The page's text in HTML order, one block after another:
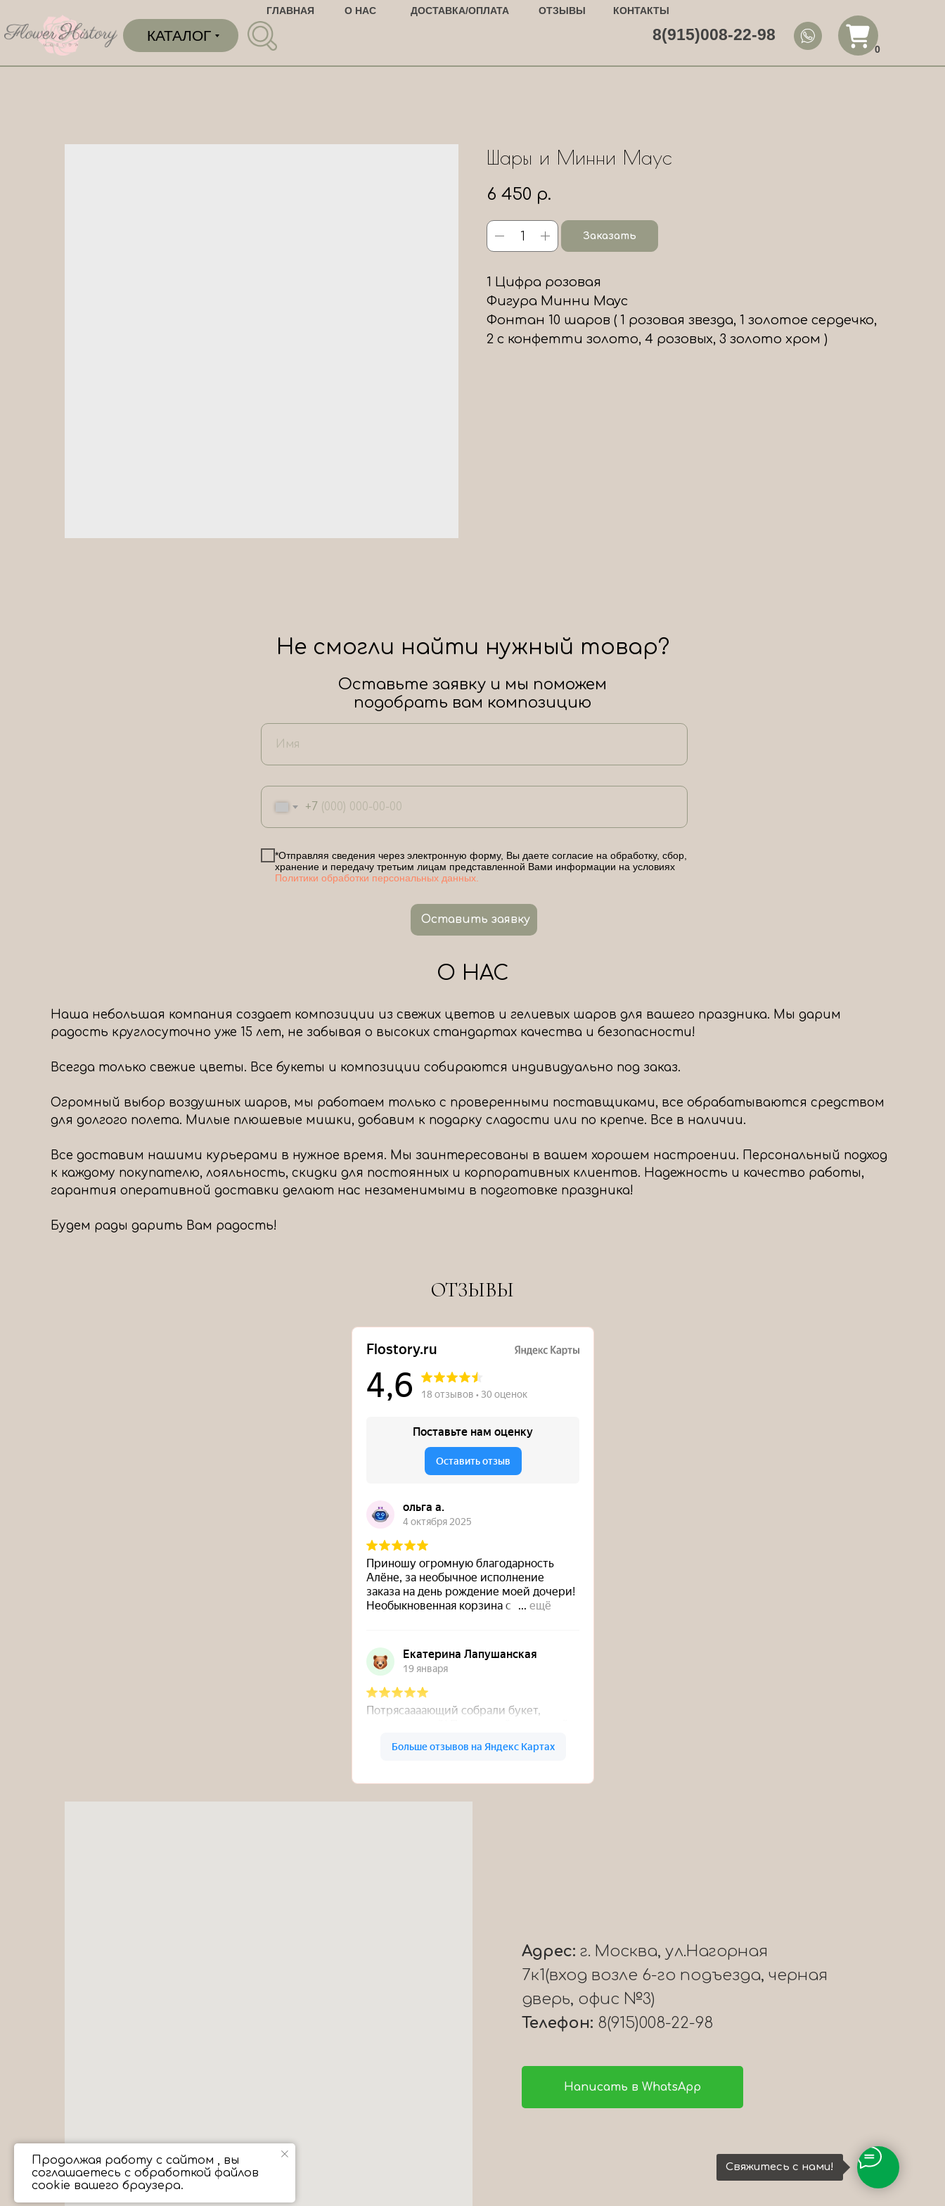
8(915)008-22-98
КАТАЛОГ
О НАС
ГЛАВНАЯ ДОСТАВКА/ОПЛАТА ОТЗЫВЫ КОНТАКТЫ
0
Свяжитесь с нами!
Продолжая работу с сайтом , вы
соглашаетесь с обработкой файлов
cookie вашего браузера.
Шары и Минни Маус
6 450 р.
Заказать
1 Цифра розовая
Фигура Минни Маус
Фонтан 10 шаров ( 1 розовая звезда, 1 золотое сердечко,
2 с конфетти золото, 4 розовых, 3 золото хром )
+7
*Отправляя сведения через электронную форму, Вы даете согласие на обработку, сбор,
хранение и передачу третьим лицам представленной Вами информации на условиях
Политики обработки персональных данных.
Оставить заявку
Не смогли найти нужный товар?
Оставьте заявку и мы поможем
подобрать вам композицию
О НАС
Наша небольшая компания создает композиции из свежих цветов и гелиевых шаров для вашего праздника. Мы дарим
радость круглосуточно уже 15 лет, не забывая о высоких стандартах качества и безопасности!
Всегда только свежие цветы. Все букеты и композиции собираются индивидуально под заказ.
Огромный выбор воздушных шаров, мы работаем только с проверенными поставщиками, все обрабатываются средством
для долгого полета. Милые плюшевые мишки, добавим к подарку сладости или по крепче. Все в наличии.
Все доставим нашими курьерами в нужное время. Мы заинтересованы в вашем хорошем настроении. Персональный подход
к каждому покупателю, лояльность, скидки для постоянных и корпоративных клиентов. Надежность и качество работы,
гарантия оперативной доставки делают нас незаменимыми в подготовке праздника!
Будем рады дарить Вам радость!
ОТЗЫВЫ
Адрес: г. Москва, ул.Нагорная
7к1(вход возле 6-го подъезда, черная
дверь, офис №3)
Телефон: 8(915)008-22-98
Написать в WhatsApp